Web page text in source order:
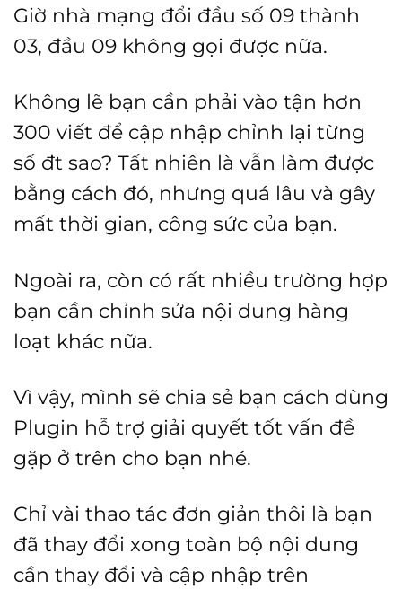
Giờ nhà mạng đổi đầu số 09 thành
03, đầu 09 không gọi được nữa.
Không lẽ bạn cần phải vào tận hơn
300 viết để cập nhập chỉnh lại từng
số đt sao? Tất nhiên là vẫn làm được
bằng cách đó, nhưng quá lâu và gây
mất thời gian, công sức của bạn.
Ngoài ra, còn có rất nhiều trường hợp
bạn cần chỉnh sửa nội dung hàng
loạt khác nữa.
Vì vậy, mình sẽ chia sẻ bạn cách dùng
Plugin hỗ trợ giải quyết tốt vấn đề
gặp ở trên cho bạn nhé.
Chỉ vài thao tác đơn giản thôi là bạn
đã thay đổi xong toàn bộ nội dung
cần thay đổi và cập nhập trên